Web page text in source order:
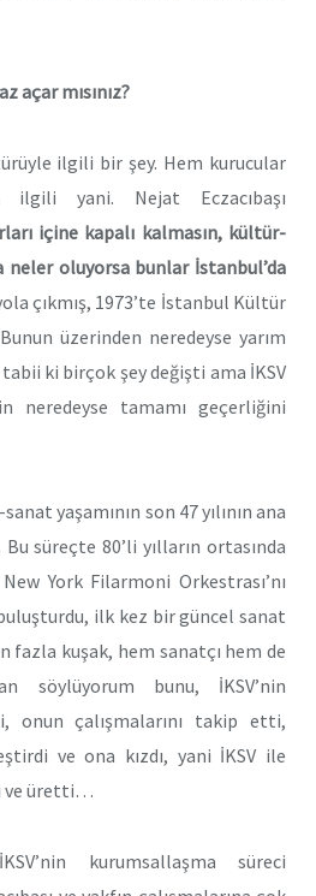
açar mısınız?
ilgili bir şey. Hem kurucular
ilgili yani. Nejat Eczacıbaşı
içine kapalı kalmasın, kültür-
neler oluyorsa bunlar İstanbul’da
çıkmış, 1973’te İstanbul Kültür
üzerinden neredeyse yarım
ki birçok şey değişti ama İKSV
neredeyse tamamı geçerliğini
yaşamının son 47 yılının ana
süreçte 80’li yılların ortasında
York Filarmoni Orkestrası’nı
ilk kez bir güncel sanat
fazla kuşak, hem sanatçı hem de
söylüyorum bunu, İKSV’nin
onun çalışmalarını takip etti,
ve ona kızdı, yani İKSV ile
ve üretti…
kurumsallaşma süreci